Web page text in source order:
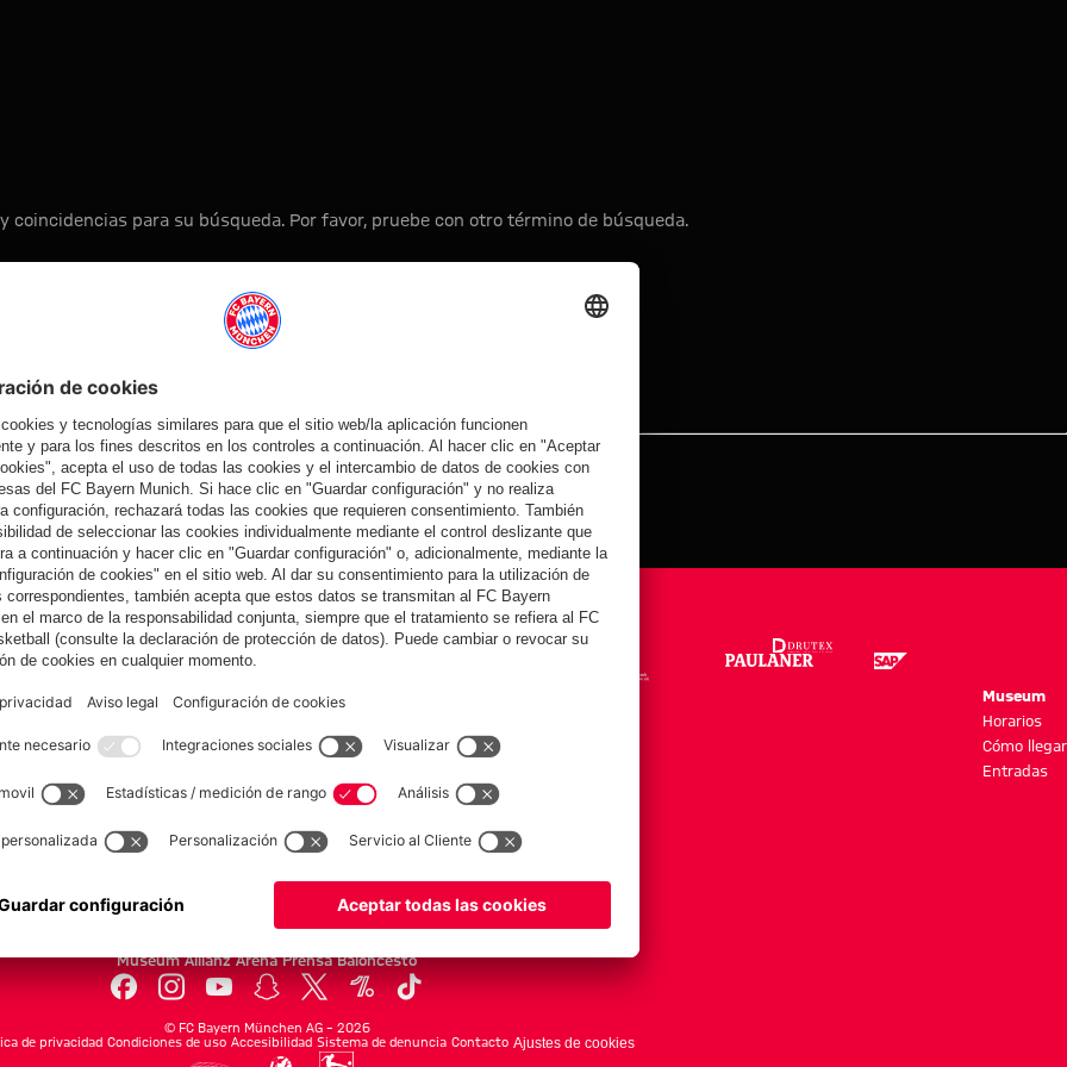
coincidencias para su búsqueda. Por favor, pruebe con otro término de búsqueda.
Colaborador
Moda
Nuevo
Museum
Horarios
Cómo llegar
Entradas
Museum Allianz Arena Prensa Baloncesto
© FC Bayern München AG – 2026
de privacidad Condiciones de uso Accesibilidad Sistema de denuncia Contacto Ajustes de cookies